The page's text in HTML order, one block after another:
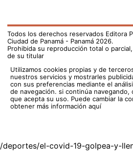
Todos los derechos reservados Editora
Ciudad de Panamá - Panamá 2026.
Prohibida su reproducción total o
de su titular
Utilizamos cookies propias y de
nuestros servicios y mostrarles
con sus preferencias mediante el
de navegación. si continúa navegando,
que acepta su uso. Puede cambiar la
obtener más información aquí
/deportes/el-covid-19-golpea-y-